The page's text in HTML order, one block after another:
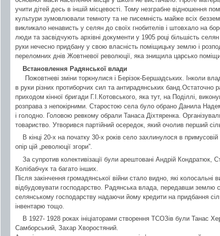
учити дітей десь в іншій місцевості. Тому незграбне відношення
культури зумовлювали темноту та не писемність майже всіх
викликало ненависть у селян до своїх гнобителів і штовхало на
люди та засвідчують архівні документи у 1905 році більшість
руки нечесно придбану у свою власність поміщицьку землю і
переломних днів Жовтневої революції, яка знищила царсько
Встановлення Радянської влади
Пожовтневі зміни торкнулися і Берізок-Бершадських. Інколи
в руки різних протиборчих сил та антирадянських банд.Остаточно
приходом кінної бригади Г.І.Котовського, яка тут, на Поділлі,
розправа з непокірними. Старостою села було обрано Данила
і голодно. Головою ревкому обрали Танаса Діхтяренка.
товариство. Утворився партійний осередок, який очолив перший
В кінці 20-х на початку 30-х років село захлинулося в
опір цій „революції згори”.
За супротив колективізації були арештовані Андрій Кондратюк,
Колібабчук та багато інших.
Після закінчення громадянської війни стало видно, які
відбудовувати господарство. Радянська влада, передавши землю
селянському господарству надаючи йому кредити на придбання
інвентарю тощо.
В 1927- 1928 роках ініціаторами створення ТСОЗів були Танас
Самборський, Захар Хворостяний.